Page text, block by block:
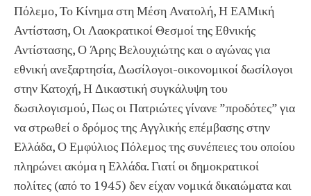
Πόλεμο, Το Κίνημα στη Μέση Ανατολή, Η ΕΑΜική
Αντίσταση, Οι Λαοκρατικοί Θεσμοί της Εθνικής
Αντίστασης, Ο Άρης Βελουχιώτης και ο αγώνας για
εθνική ανεξαρτησία, Δωσίλογοι-οικονομικοί δωσίλογοι
στην Κατοχή, Η Δικαστική συγκάλυψη του
δωσιλογισμού, Πως οι Πατριώτες γίνανε ”προδότες” για
να στρωθεί ο δρόμος της Αγγλικής επέμβασης στην
Ελλάδα, Ο Εμφύλιος Πόλεμος της συνέπειες του οποίου
πληρώνει ακόμα η Ελλάδα. Γιατί οι δημοκρατικοί
πολίτες (από το 1945) δεν είχαν νομικά δικαιώματα και